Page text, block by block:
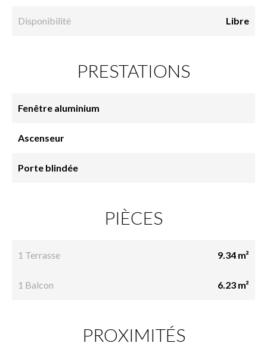
Disponibilité Libre
PRESTATIONS
Fenêtre aluminium
Ascenseur
Porte blindée
PIÈCES
1 Terrasse 9.34 m²
1 Balcon 6.23 m²
PROXIMITÉS